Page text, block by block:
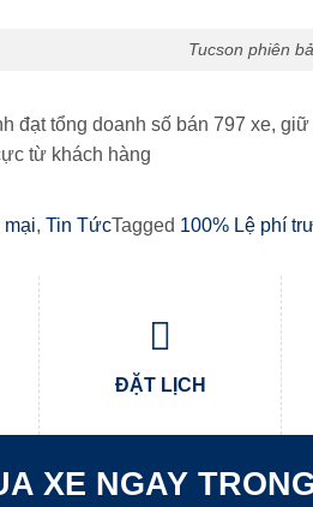
Tucson phiên
đạt tổng doanh số bán 797 xe,
từ khách hàng
mại, Tin TứcTagged 100% Lệ phí
ĐẶT LỊCH
XE NGAY